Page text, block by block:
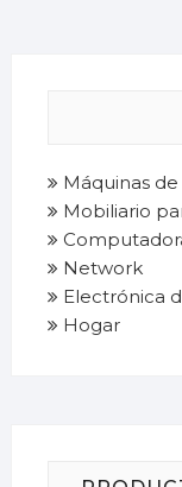
Máquinas
Mobiliario
Network
Electrónica
Hogar